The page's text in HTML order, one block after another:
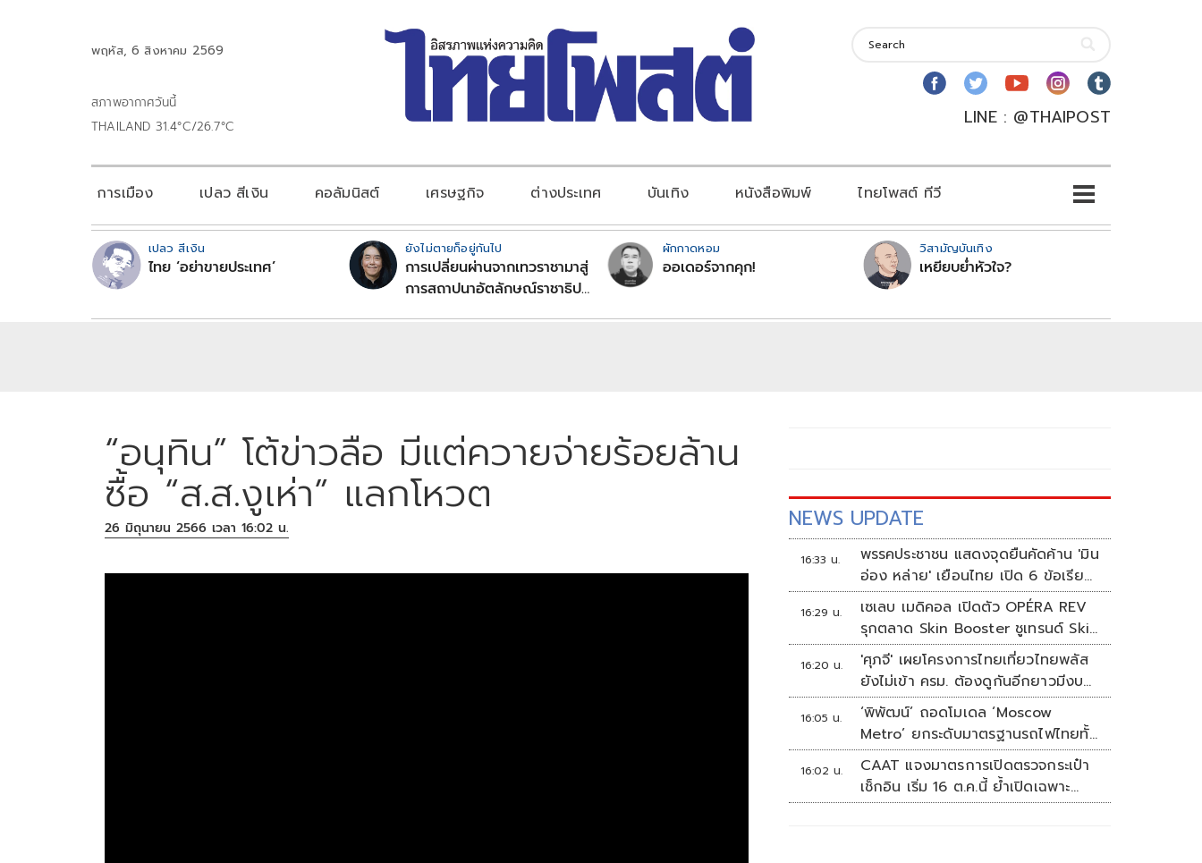
พฤหัส, 6 สิงหาคม 2569
สภาพอากาศวันนี้
THAILAND 31.4°C/26.7°C
LINE : @THAIPOST
การเมือง เปลว สีเงิน คอลัมนิสต์ เศรษฐกิจ ต่างประเทศ บันเทิง หนังสือพิมพ์ ไทยโพสต์ ทีวี
เปลว สีเงิน
ไทย ‘อย่าขายประเทศ’
ยังไม่ตายก็อยู่กันไป
การเปลี่ยนผ่านจากเทวราชามาสู่
การสถาปนาอัตลักษณ์ราชาธิป
ผักกาดหอม
ออเดอร์จากคุก!
วิสามัญบันเทิง
เหยียบย่ำหัวใจ?
“อนุทิน” โต้ข่าวลือ มีแต่ควายจ่ายร้อยล้าน
ซื้อ “ส.ส.งูเห่า” แลกโหวต
26 มิถุนายน 2566 เวลา 16:02 น. NEWS UPDATE
16:33 น.
พรรคประชาชน แสดงจุดยืนคัดค้าน 'มิน
อ่อง หล่าย' เยือนไทย เปิด 6 ข้อเรียก
ร้องรัฐสภา-รัฐบาล
16:29 น.
เซเลบ เมดิคอล เปิดตัว OPÉRA REV
รุกตลาด Skin Booster ชูเทรนด์ Skin
Quality & Longevity ตอบโจทย์
คลินิกความงาม
16:20 น.
'ศุภจี' เผยโครงการไทยเที่ยวไทยพลัส
ยังไม่เข้า ครม. ต้องดูกันอีกยาวมีงบ
เหลือเท่าไหร่
16:05 น.
‘พิพัฒน์’ ถอดโมเดล ‘Moscow
Metro’ ยกระดับมาตรฐานรถไฟไทยทั้ง
ระบบ
16:02 น.
CAAT แจงมาตรการเปิดตรวจกระเป๋า
เช็กอิน เริ่ม 16 ต.ค.นี้ ย้ำเปิดเฉพาะ
กรณีต้องสงสัย